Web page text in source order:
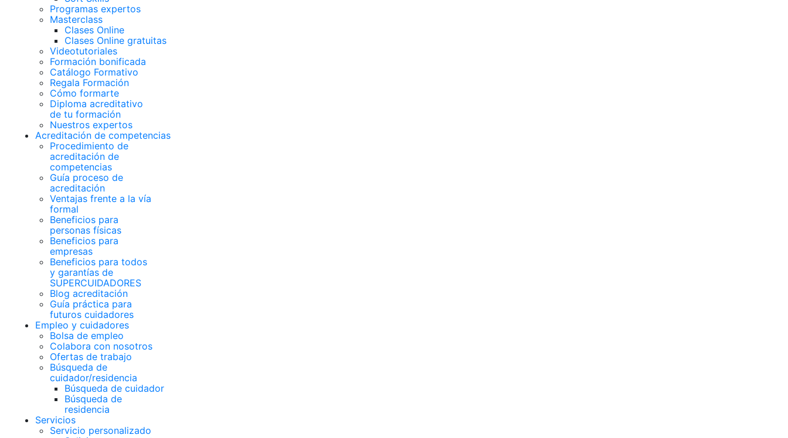
Programas expertos
Masterclass
Clases Online
Clases Online gratuitas
Videotutoriales
Formación bonificada
Catálogo Formativo
Regala Formación
Cómo formarte
Diploma acreditativo
de tu formación
Nuestros expertos
Acreditación de competencias
Procedimiento de
acreditación de
competencias
Guía proceso de
acreditación
Ventajas frente a la vía
formal
Beneficios para
personas físicas
Beneficios para
empresas
Beneficios para todos
y garantías de
SUPERCUIDADORES
Blog acreditación
Guía práctica para
futuros cuidadores
Empleo y cuidadores
Bolsa de empleo
Colabora con nosotros
Ofertas de trabajo
Búsqueda de
cuidador/residencia
Búsqueda de cuidador
Búsqueda de
residencia
Servicios
Servicio personalizado